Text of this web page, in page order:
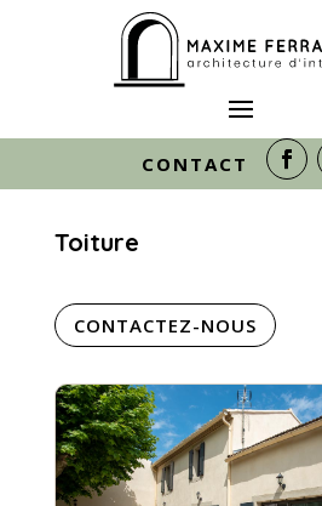
CONTACT
NOS RÉALISATIONS DANS LA
CATÉGORIE :
Toiture
CONTACTEZ-NOUS